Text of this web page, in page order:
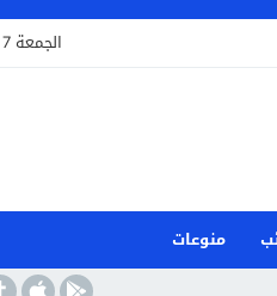
الجمعة 7 أغسطس 2026 - 15:42 مساءً
منوعات